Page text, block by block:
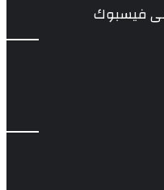
فيسبوك